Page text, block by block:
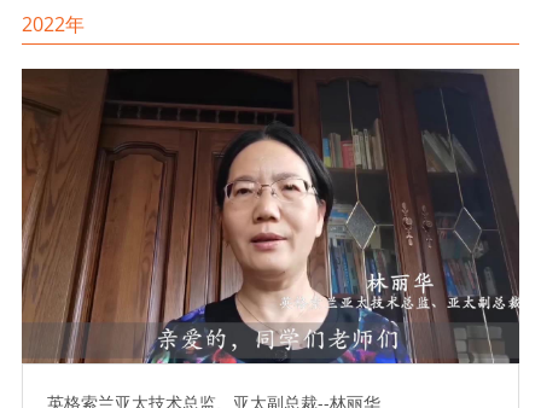
2022年
英格索兰亚太技术总监、亚太副总裁--林丽华